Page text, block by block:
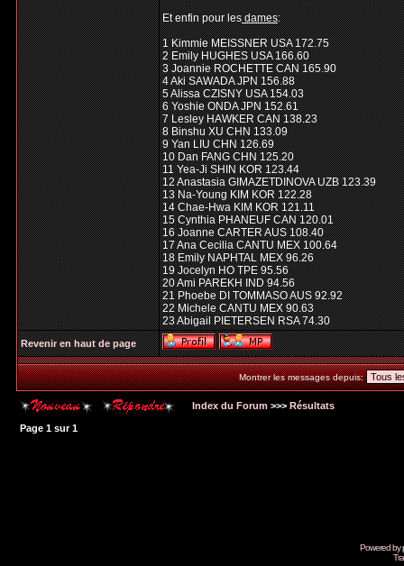
Et enfin pour lesdames:
1 Kimmie MEISSNER USA 172.75
2 Emily HUGHES USA 166.60
3 Joannie ROCHETTE CAN 165.90
4 Aki SAWADA JPN 156.88
5 Alissa CZISNY USA 154.03
6 Yoshie ONDA JPN 152.61
7 Lesley HAWKER CAN 138.23
8 Binshu XU CHN 133.09
9 Yan LIU CHN 126.69
10 Dan FANG CHN 125.20
11 Yea-Ji SHIN KOR 123.44
12 Anastasia GIMAZETDINOVA UZB 123.39
13 Na-Young KIM KOR 122.28
14 Chae-Hwa KIM KOR 121.11
15 Cynthia PHANEUF CAN 120.01
16 Joanne CARTER AUS 108.40
17 Ana Cecilia CANTU MEX 100.64
18 Emily NAPHTAL MEX 96.26
19 Jocelyn HO TPE 95.56
20 Ami PAREKH IND 94.56
21 Phoebe DI TOMMASO AUS 92.92
22 Michele CANTU MEX 90.63
23 Abigail PIETERSEN RSA 74.30
Revenir en haut de page
Montrer les messages depuis:
Index du Forum >>> Résultats
Page 1 sur1
Powered by